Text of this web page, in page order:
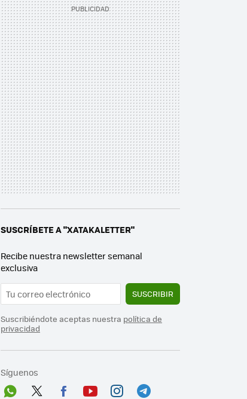
SUSCRÍBETE A "XATAKALETTER"
Recibe nuestra newsletter semanal
exclusiva
SUSCRIBIR
Suscribiéndote aceptas nuestra política de
privacidad
Síguenos